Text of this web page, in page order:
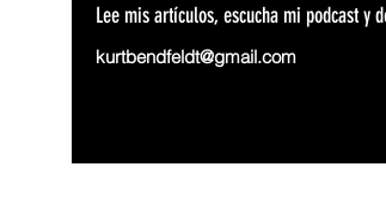
Lee mis artículos, escucha mi podcast y
kurtbendfeldt@gmail.com